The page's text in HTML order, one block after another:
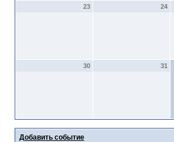
23 24
30 31
Добавить событие